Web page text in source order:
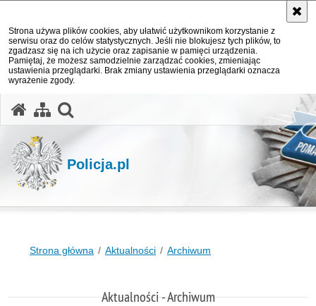
Strona używa plików cookies, aby ułatwić użytkownikom korzystanie z
serwisu oraz do celów statystycznych. Jeśli nie blokujesz tych plików, to
zgadzasz się na ich użycie oraz zapisanie w pamięci urządzenia.
Pamiętaj, że możesz samodzielnie zarządzać cookies, zmieniając
ustawienia przeglądarki. Brak zmiany ustawienia przeglądarki oznacza
wyrażenie zgody.
Policja.pl
Strona główna Aktualności Archiwum
Aktualności - Archiwum